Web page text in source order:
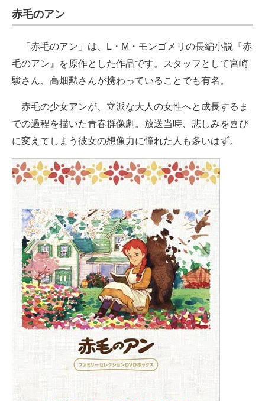
赤毛のアン
「赤毛のアン」は、L・M・モンゴメリの長編小説『赤
毛のアン』を原作とした作品です。スタッフとして宮崎
駿さん、高畑勲さんが携わっていることでも有名。
赤毛の少女アンが、立派な大人の女性へと成長するま
での過程を描いた青春群像劇。放送当時、悲しみを喜び
に変えてしまう彼女の想像力に憧れた人も多いはず。